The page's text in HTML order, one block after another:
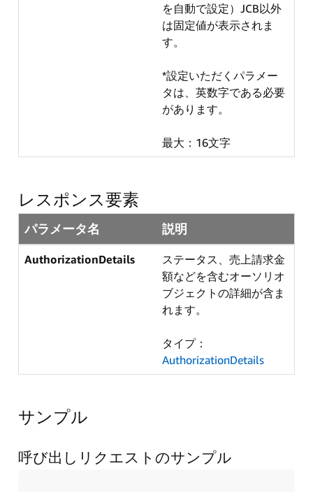
を自動で設定）JCB以外
は固定値が表示されま
す。
*設定いただくパラメー
タは、英数字である必要
があります。
最大：16文字
レスポンス要素
パラメータ名 説明
AuthorizationDetails
ステータス、売上請求金
額などを含むオーソリオ
ブジェクトの詳細が含ま
れます。
タイプ：
AuthorizationDetails
サンプル
呼び出しリクエストのサンプル